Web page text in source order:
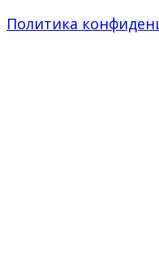
Политика